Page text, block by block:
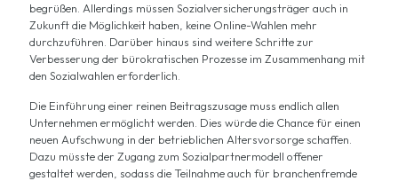
begrüßen. Allerdings müssen Sozialversicherungsträger auch in
Zukunft die Möglichkeit haben, keine Online-Wahlen mehr
durchzuführen. Darüber hinaus sind weitere Schritte zur
Verbesserung der bürokratischen Prozesse im Zusammenhang mit
den Sozialwahlen erforderlich.
Die Einführung einer reinen Beitragszusage muss endlich allen
Unternehmen ermöglicht werden. Dies würde die Chance für einen
neuen Aufschwung in der betrieblichen Altersvorsorge schaffen.
Dazu müsste der Zugang zum Sozialpartnermodell offener
gestaltet werden, sodass die Teilnahme auch für branchenfremde